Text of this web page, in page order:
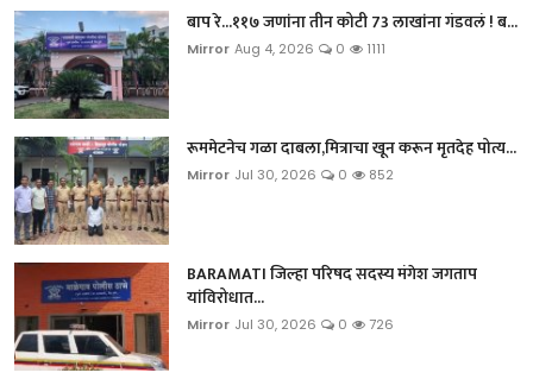
बाप रे...११७ जणांना तीन कोटी 73 लाखांना गंडवलं ! ब...
Mirror Aug 4, 2026 0 1111
रूममेटनेच गळा दाबला,मित्राचा खून करून मृतदेह पोत्य...
Mirror Jul 30, 2026 0 852
BARAMATI जिल्हा परिषद सदस्य मंगेश जगताप
यांविरोधात...
Mirror Jul 30, 2026 0 726